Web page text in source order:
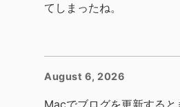
てしまったね。
August 6, 2026